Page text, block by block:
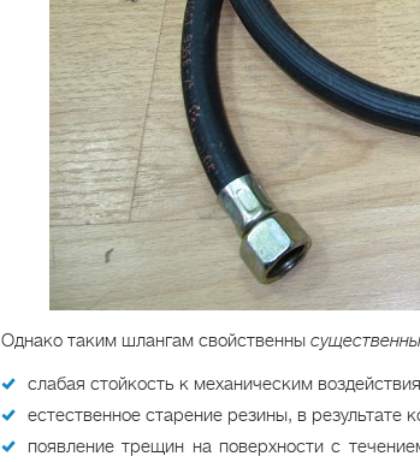
Однако таким шлангам свойственны
слабая стойкость к механическим
естественное старение резины, в результате
появление трещин на поверхности с